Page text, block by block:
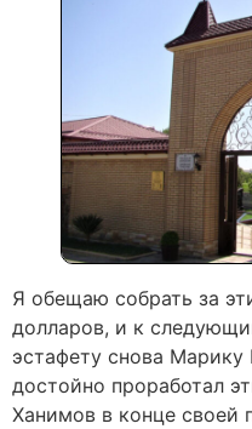
Я обещаю собрать за
долларов, и к
эстафету снова Марику
достойно проработал
Ханимов в конце своей